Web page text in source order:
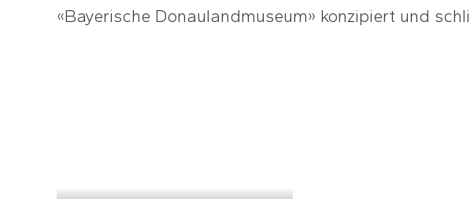
«Bayerische Donaulandmuseum» konzipiert und